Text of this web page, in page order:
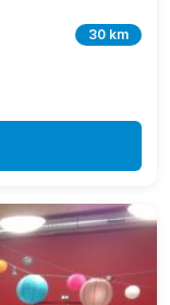
30 km